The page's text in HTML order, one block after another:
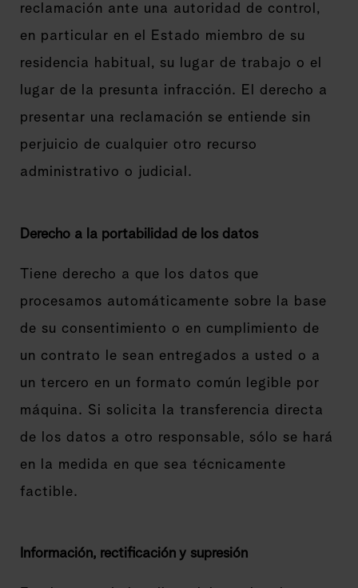
reclamación ante una autoridad de control,
en particular en el Estado miembro de su
residencia habitual, su lugar de trabajo o el
lugar de la presunta infracción. El derecho a
presentar una reclamación se entiende sin
perjuicio de cualquier otro recurso
administrativo o judicial.
Derecho a la portabilidad de los datos
Tiene derecho a que los datos que
procesamos automáticamente sobre la base
de su consentimiento o en cumplimiento de
un contrato le sean entregados a usted o a
un tercero en un formato común legible por
máquina. Si solicita la transferencia directa
de los datos a otro responsable, sólo se hará
en la medida en que sea técnicamente
factible.
Información, rectificación y supresión